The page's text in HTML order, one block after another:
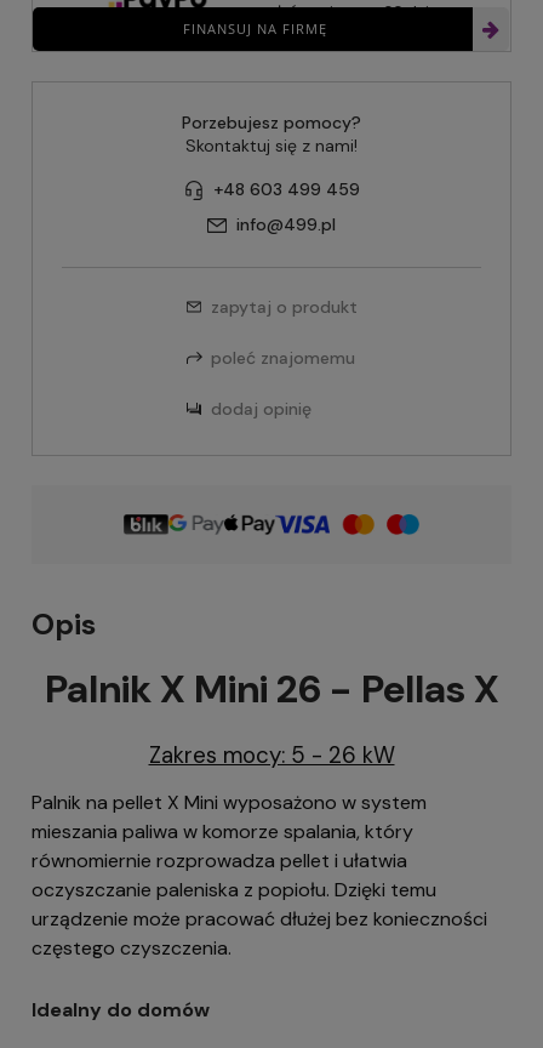
FINANSUJ NA FIRMĘ
zapłać za niego za 30 dni
Porzebujesz pomocy?
Skontaktuj się z nami!
+48 603 499 459
info@499.pl
zapytaj o produkt
poleć znajomemu
dodaj opinię
Opis
Palnik X Mini 26 - Pellas X
Zakres mocy: 5 - 26 kW
Palnik na pellet X Mini wyposażono w system
mieszania paliwa w komorze spalania, który
równomiernie rozprowadza pellet i ułatwia
oczyszczanie paleniska z popiołu. Dzięki temu
urządzenie może pracować dłużej bez konieczności
częstego czyszczenia.
Idealny do domów